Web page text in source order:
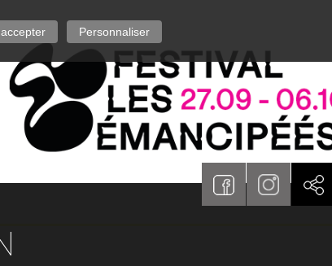
Personnaliser